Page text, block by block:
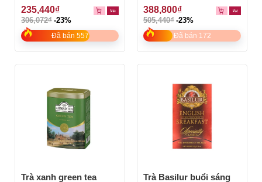
0
out
of
5
235,440₫
306,072₫ -23%
Đã bán 557
0
out
of
5
388,800₫
505,440₫ -23%
Đã bán 172
Trà xanh green tea
Trà Basilur buổi sáng